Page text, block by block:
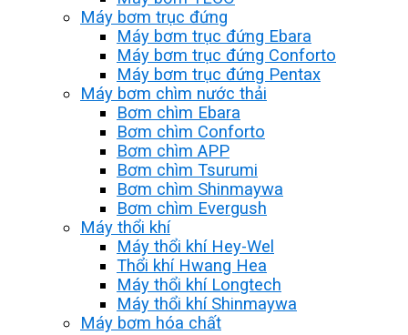
Máy bơm trục đứng
Máy bơm trục đứng Ebara
Máy bơm trục đứng Conforto
Máy bơm trục đứng Pentax
Máy bơm chìm nước thải
Bơm chìm Ebara
Bơm chìm Conforto
Bơm chìm APP
Bơm chìm Tsurumi
Bơm chìm Shinmaywa
Bơm chìm Evergush
Máy thổi khí
Máy thổi khí Hey-Wel
Thổi khí Hwang Hea
Máy thổi khí Longtech
Máy thổi khí Shinmaywa
Máy bơm hóa chất